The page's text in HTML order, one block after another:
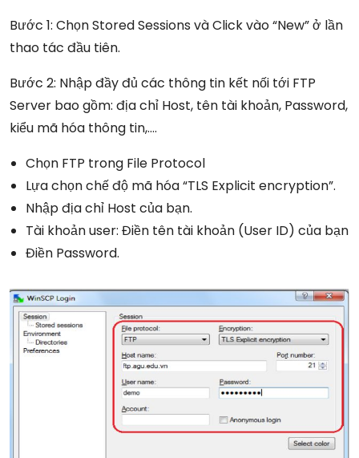
Bước 1: Chọn Stored Sessions và Click vào “New” ở lần
thao tác đầu tiên.
Bước 2: Nhập đầy đủ các thông tin kết nối tới FTP
Server bao gồm: địa chỉ Host, tên tài khoản, Password,
kiểu mã hóa thông tin,….
Chọn FTP trong File Protocol
Lựa chọn chế độ mã hóa “TLS Explicit encryption”.
Nhập địa chỉ Host của bạn.
Tài khoản user: Điền tên tài khoản (User ID) của bạn
Điền Password.